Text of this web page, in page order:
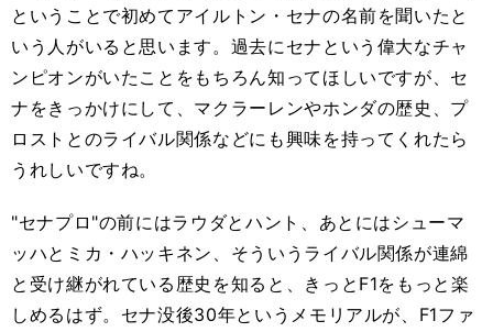
ということで初めてアイルトン・セナの名前を聞いたと
いう人がいると思います。過去にセナという偉大なチャ
ンピオンがいたことをもちろん知ってほしいですが、セ
ナをきっかけにして、マクラーレンやホンダの歴史、プ
ロストとのライバル関係などにも興味を持ってくれたら
うれしいですね。
"セナプロ"の前にはラウダとハント、あとにはシューマ
ッハとミカ・ハッキネン、そういうライバル関係が連綿
と受け継がれている歴史を知ると、きっとF1をもっと楽
しめるはず。セナ没後30年というメモリアルが、F1ファ